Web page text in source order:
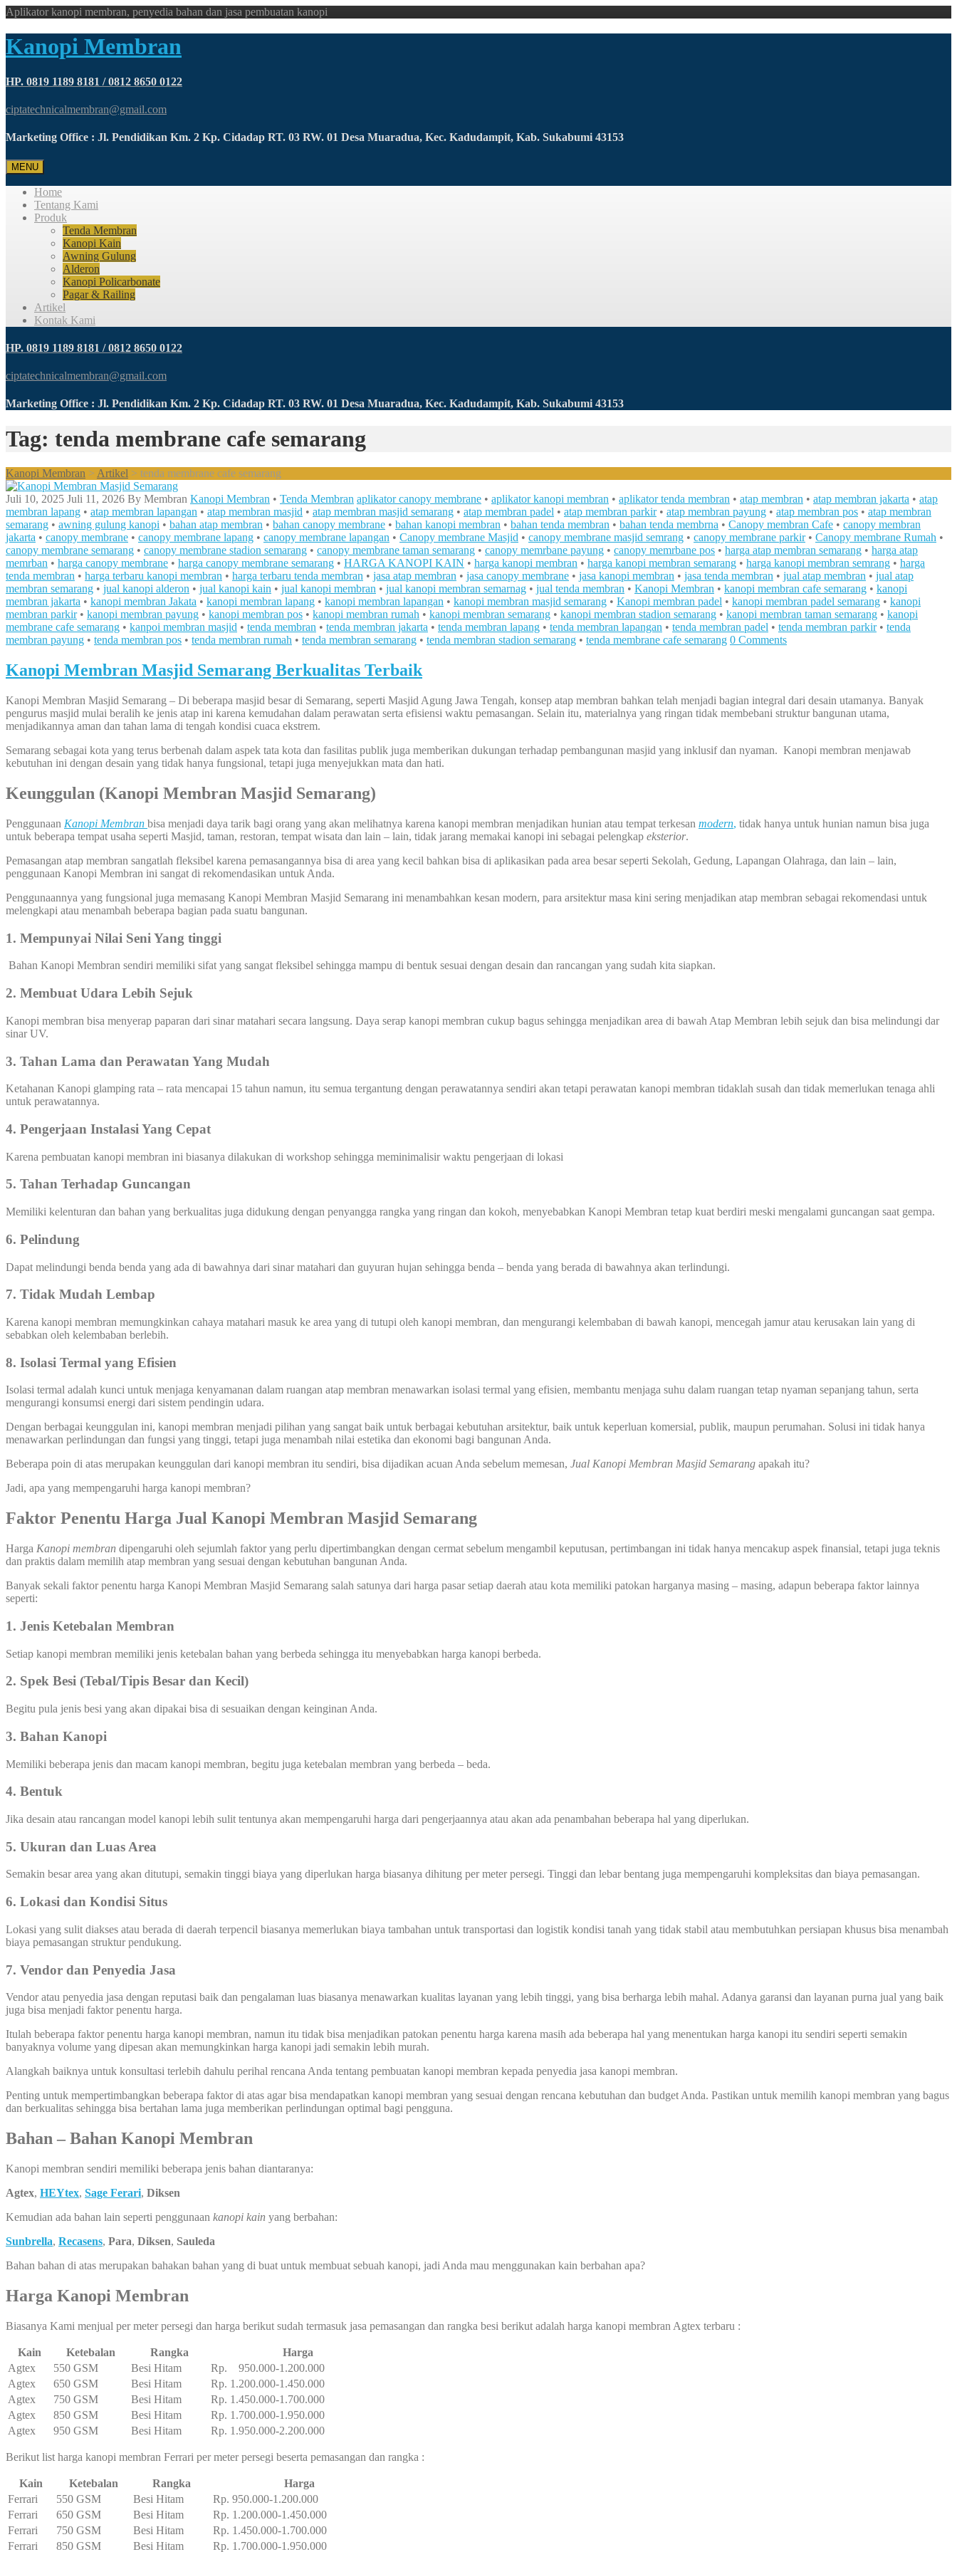
Aplikator kanopi membran, penyedia bahan dan jasa pembuatan kanopi
Kanopi Membran
HP. 0819 1189 8181 / 0812 8650 0122
ciptatechnicalmembran@gmail.com
Marketing Office : Jl. Pendidikan Km. 2 Kp. Cidadap RT. 03 RW. 01 Desa Muaradua, Kec. Kadudampit, Kab. Sukabumi 43153
MENU
Home
Tentang Kami
Produk
Tenda Membran
Kanopi Kain
Awning Gulung
Alderon
Kanopi Policarbonate
Pagar & Railing
Artikel
Kontak Kami
HP. 0819 1189 8181 / 0812 8650 0122
ciptatechnicalmembran@gmail.com
Marketing Office : Jl. Pendidikan Km. 2 Kp. Cidadap RT. 03 RW. 01 Desa Muaradua, Kec. Kadudampit, Kab. Sukabumi 43153
Tag: tenda membrane cafe semarang
Kanopi Membran > Artikel > tenda membrane cafe semarang
Juli 10, 2025 Juli 11, 2026 By Membran Kanopi Membran • Tenda Membran aplikator canopy membrane • aplikator kanopi membran • aplikator tenda membran • atap membran • atap membran jakarta • atap
membran lapang • atap membran lapangan • atap membran masjid • atap membran masjid semarang • atap membran padel • atap membran parkir• atap membran payung • atap membran pos • atap membran
semarang • awning gulung kanopi • bahan atap membran • bahan canopy membrane • bahan kanopi membran • bahan tenda membran • bahan tenda membrna • Canopy membran Cafe • canopy membran
jakarta • canopy membrane • canopy membrane lapang • canopy membrane lapangan • Canopy membrane Masjid • canopy membrane masjid semrang • canopy membrane parkir• Canopy membrane Rumah •
canopy membrane semarang • canopy membrane stadion semarang • canopy membrane taman semarang • canopy memrbane payung • canopy memrbane pos • harga atap membran semarang • harga atap
memrban • harga canopy membrane • harga canopy membrane semarang • HARGA KANOPI KAIN • harga kanopi membran • harga kanopi membran semarang • harga kanopi membran semrang • harga
tenda membran • harga terbaru kanopi membran • harga terbaru tenda membran • jasa atap membran • jasa canopy membrane • jasa kanopi membran • jasa tenda membran • jual atap membran • jual atap
membran semarang • jual kanopi alderon • jual kanopi kain • jual kanopi membran • jual kanopi membran semarnag • jual tenda membran • Kanopi Membran • kanopi membran cafe semarang • kanopi
membran jakarta • kanopi membran Jakata • kanopi membran lapang • kanopi membran lapangan • kanopi membran masjid semarang • Kanopi membran padel • kanopi membran padel semarang • kanopi
membran parkir• kanopi membran payung • kanopi membran pos • kanopi membran rumah • kanopi membran semarang • kanopi membran stadion semarang • kanopi membran taman semarang • kanopi
membrane cafe semarang • kanpoi membran masjid • tenda membran • tenda membran jakarta • tenda membran lapang • tenda membran lapangan • tenda membran padel • tenda membran parkir• tenda
membran payung • tenda membran pos • tenda membran rumah • tenda membran semarang • tenda membran stadion semarang • tenda membrane cafe semarang 0 Comments
Kanopi Membran Masjid Semarang Berkualitas Terbaik
Kanopi Membran Masjid Semarang – Di beberapa masjid besar di Semarang, seperti Masjid Agung Jawa Tengah, konsep atap membran bahkan telah menjadi bagian integral dari desain utamanya. Banyak
pengurus masjid mulai beralih ke jenis atap ini karena kemudahan dalam perawatan serta efisiensi waktu pemasangan. Selain itu, materialnya yang ringan tidak membebani struktur bangunan utama,
menjadikannya aman dan tahan lama di tengah kondisi cuaca ekstrem.
Semarang sebagai kota yang terus berbenah dalam aspek tata kota dan fasilitas publik juga memberikan dukungan terhadap pembangunan masjid yang inklusif dan nyaman. Kanopi membran menjawab
kebutuhan ini dengan desain yang tidak hanya fungsional, tetapi juga menyejukkan mata dan hati.
Keunggulan (Kanopi Membran Masjid Semarang)
Penggunaan Kanopi Membran bisa menjadi daya tarik bagi orang yang akan melihatnya karena kanopi membran menjadikan hunian atau tempat terkesan modern, tidak hanya untuk hunian namun bisa juga
untuk beberapa tempat usaha seperti Masjid, taman, restoran, tempat wisata dan lain – lain, tidak jarang memakai kanopi ini sebagai pelengkap eksterior.
Pemasangan atap membran sangatlah fleksibel karena pemasangannya bisa di area yang kecil bahkan bisa di aplikasikan pada area besar seperti Sekolah, Gedung, Lapangan Olahraga, dan lain – lain,
penggunaan Kanopi Membran ini sangat di rekomendasikan untuk Anda.
Penggunaannya yang fungsional juga memasang Kanopi Membran Masjid Semarang ini menambahkan kesan modern, para arsitektur masa kini sering menjadikan atap membran sebagai rekomendasi untuk
melengkapi atau menambah beberapa bagian pada suatu bangunan.
1. Mempunyai Nilai Seni Yang tinggi
Bahan Kanopi Membran sendiri memiliki sifat yang sangat fleksibel sehingga mampu di bentuk sesuai dengan desain dan rancangan yang sudah kita siapkan.
2. Membuat Udara Lebih Sejuk
Kanopi membran bisa menyerap paparan dari sinar matahari secara langsung. Daya serap kanopi membran cukup bagus sehingga menjadikan area di bawah Atap Membran lebih sejuk dan bisa melindungi dar
sinar UV.
3. Tahan Lama dan Perawatan Yang Mudah
Ketahanan Kanopi glamping rata – rata mencapai 15 tahun namun, itu semua tergantung dengan perawatannya sendiri akan tetapi perawatan kanopi membran tidaklah susah dan tidak memerlukan tenaga ahli
untuk perawatannya.
4. Pengerjaan Instalasi Yang Cepat
Karena pembuatan kanopi membran ini biasanya dilakukan di workshop sehingga meminimalisir waktu pengerjaan di lokasi
5. Tahan Terhadap Guncangan
Memiliki kelenturan dan bahan yang berkualitas juga didukung dengan penyangga rangka yang ringan dan kokoh, menyebabkan Kanopi Membran tetap kuat berdiri meski mengalami guncangan saat gempa.
6. Pelindung
Dapat melindungi benda benda yang ada di bawahnya dari sinar matahari dan guyuran hujan sehingga benda – benda yang berada di bawahnya akan terlindungi.
7. Tidak Mudah Lembap
Karena kanopi membran memungkinkan cahaya matahari masuk ke area yang di tutupi oleh kanopi membran, dan mengurangi kelembaban di bawah kanopi, mencegah jamur atau kerusakan lain yang di
sebabkan oleh kelembaban berlebih.
8. Isolasi Termal yang Efisien
Isolasi termal adalah kunci untuk menjaga kenyamanan dalam ruangan atap membran menawarkan isolasi termal yang efisien, membantu menjaga suhu dalam ruangan tetap nyaman sepanjang tahun, serta
mengurangi konsumsi energi dari sistem pendingin udara.
Dengan berbagai keunggulan ini, kanopi membran menjadi pilihan yang sangat baik untuk berbagai kebutuhan arsitektur, baik untuk keperluan komersial, publik, maupun perumahan. Solusi ini tidak hanya
menawarkan perlindungan dan fungsi yang tinggi, tetapi juga menambah nilai estetika dan ekonomi bagi bangunan Anda.
Beberapa poin di atas merupakan keunggulan dari kanopi membran itu sendiri, bisa dijadikan acuan Anda sebelum memesan, Jual Kanopi Membran Masjid Semarang apakah itu?
Jadi, apa yang mempengaruhi harga kanopi membran?
Faktor Penentu Harga Jual Kanopi Membran Masjid Semarang
Harga Kanopi membran dipengaruhi oleh sejumlah faktor yang perlu dipertimbangkan dengan cermat sebelum mengambil keputusan, pertimbangan ini tidak hanya mencakup aspek finansial, tetapi juga teknis
dan praktis dalam memilih atap membran yang sesuai dengan kebutuhan bangunan Anda.
Banyak sekali faktor penentu harga Kanopi Membran Masjid Semarang salah satunya dari harga pasar setiap daerah atau kota memiliki patokan harganya masing – masing, adapun beberapa faktor lainnya
seperti:
1. Jenis Ketebalan Membran
Setiap kanopi membran memiliki jenis ketebalan bahan yang berbeda sehingga itu menyebabkan harga kanopi berbeda.
2. Spek Besi (Tebal/Tipis Besar dan Kecil)
Begitu pula jenis besi yang akan dipakai bisa di sesuaikan dengan keinginan Anda.
3. Bahan Kanopi
Memiliki beberapa jenis dan macam kanopi membran, begitu juga ketebalan membran yang berbeda – beda.
4. Bentuk
Jika desain atau rancangan model kanopi lebih sulit tentunya akan mempengaruhi harga dari pengerjaannya atau akan ada penambahan beberapa hal yang diperlukan.
5. Ukuran dan Luas Area
Semakin besar area yang akan ditutupi, semakin tinggi biaya yang diperlukan harga biasanya dihitung per meter persegi. Tinggi dan lebar bentang juga mempengaruhi kompleksitas dan biaya pemasangan.
6. Lokasi dan Kondisi Situs
Lokasi yang sulit diakses atau berada di daerah terpencil biasanya memerlukan biaya tambahan untuk transportasi dan logistik kondisi tanah yang tidak stabil atau membutuhkan persiapan khusus bisa menambah
biaya pemasangan struktur pendukung.
7. Vendor dan Penyedia Jasa
Vendor atau penyedia jasa dengan reputasi baik dan pengalaman luas biasanya menawarkan kualitas layanan yang lebih tinggi, yang bisa berharga lebih mahal. Adanya garansi dan layanan purna jual yang baik
juga bisa menjadi faktor penentu harga.
Itulah beberapa faktor penentu harga kanopi membran, namun itu tidak bisa menjadikan patokan penentu harga karena masih ada beberapa hal yang menentukan harga kanopi itu sendiri seperti semakin
banyaknya volume yang dipesan akan memungkinkan harga kanopi jadi semakin lebih murah.
Alangkah baiknya untuk konsultasi terlebih dahulu perihal rencana Anda tentang pembuatan kanopi membran kepada penyedia jasa kanopi membran.
Penting untuk mempertimbangkan beberapa faktor di atas agar bisa mendapatkan kanopi membran yang sesuai dengan rencana kebutuhan dan budget Anda. Pastikan untuk memilih kanopi membran yang bagus
dan berkualitas sehingga bisa bertahan lama juga memberikan perlindungan optimal bagi pengguna.
Bahan – Bahan Kanopi Membran
Kanopi membran sendiri memiliki beberapa jenis bahan diantaranya:
Agtex, HEYtex, Sage Ferari, Diksen
Kemudian ada bahan lain seperti penggunaan kanopi kain yang berbahan:
Sunbrella, Recasens, Para, Diksen, Sauleda
Bahan bahan di atas merupakan bahakan bahan yang di buat untuk membuat sebuah kanopi, jadi Anda mau menggunakan kain berbahan apa?
Harga Kanopi Membran
Biasanya Kami menjual per meter persegi dan harga berikut sudah termasuk jasa pemasangan dan rangka besi berikut adalah harga kanopi membran Agtex terbaru :
Kain Ketebalan Rangka
Harga
Agtex
550 GSM Besi Hitam
Rp. 950.000-1.200.000
Agtex
650 GSM Besi Hitam
Rp. 1.200.000-1.450.000
Agtex
750 GSM Besi Hitam
Rp. 1.450.000-1.700.000
Agtex
850 GSM Besi Hitam
Rp. 1.700.000-1.950.000
Agtex
950 GSM Besi Hitam Rp. 1.950.000-2.200.000
Berikut list harga kanopi membran Ferrari per meter persegi beserta pemasangan dan rangka :
Kain Ketebalan Rangka
Harga
Ferrari
550 GSM Besi Hitam
Rp. 950.000-1.200.000
Ferrari
650 GSM Besi Hitam
Rp. 1.200.000-1.450.000
Ferrari
750 GSM Besi Hitam
Rp. 1.450.000-1.700.000
Ferrari
850 GSM Besi Hitam Rp. 1.700.000-1.950.000